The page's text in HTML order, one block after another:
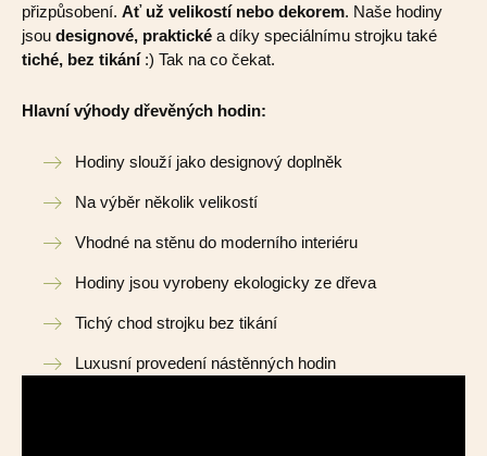
přizpůsobení. Ať už velikostí nebo dekorem. Naše hodiny
jsou designové, praktické a díky speciálnímu strojku také
tiché, bez tikání:) Tak na co čekat.
Hlavní výhody dřevěných hodin:
Hodiny slouží jako designový doplněk
Na výběr několik velikostí
Vhodné na stěnu do moderního interiéru
Hodiny jsou vyrobeny ekologicky ze dřeva
Tichý chod strojku bez tikání
Luxusní provedení nástěnných hodin